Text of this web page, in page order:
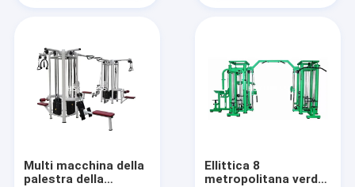
Multi macchina della
palestra della
Ellittica 8
metropolitana verde